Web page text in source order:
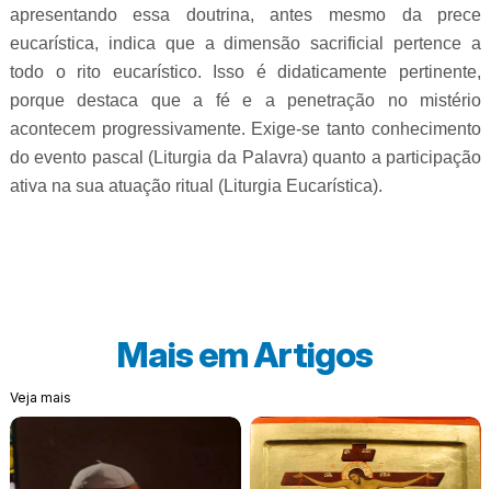
apresentando essa doutrina, antes mesmo da prece
eucarística, indica que a dimensão sacrificial pertence a
todo o rito eucarístico. Isso é didaticamente pertinente,
porque destaca que a fé e a penetração no mistério
acontecem progressivamente. Exige-se tanto conhecimento
do evento pascal (Liturgia da Palavra) quanto a participação
ativa na sua atuação ritual (Liturgia Eucarística).
Mais emArtigos
Veja mais